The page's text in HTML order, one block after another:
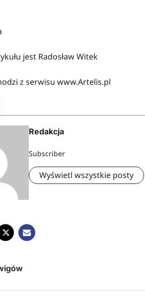
jest Radosław Witek
z serwisu www.Artelis.pl
Redakcja
Subscriber
Wyświetl wszystkie posty